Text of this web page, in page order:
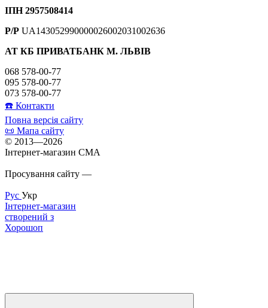
ІПН 2957508414
Р/Р UA143052990000026002031002636
АТ КБ ПРИВАТБАНК М. ЛЬВІВ
068 578-00-77
095 578-00-77
073 578-00-77
☎️ Контакти
Повна версія сайту
📜 Мапа сайту
© 2013—2026
Інтернет-магазин CMA
Просування сайту —
Рус Укр
Інтернет-магазин
створений з
Хорошоп